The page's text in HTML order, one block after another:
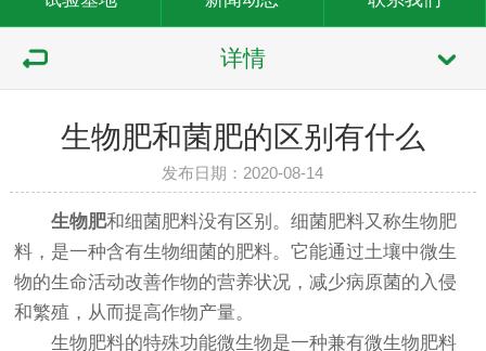
详情
生物肥和菌肥的区别有什么
发布日期：2020-08-14
生物肥和细菌肥料没有区别。细菌肥料又称生物肥
料，是一种含有生物细菌的肥料。它能通过土壤中微生
物的生命活动改善作物的营养状况，减少病原菌的入侵
和繁殖，从而提高作物产量。
生物肥料的特殊功能微生物是一种兼有微生物肥料